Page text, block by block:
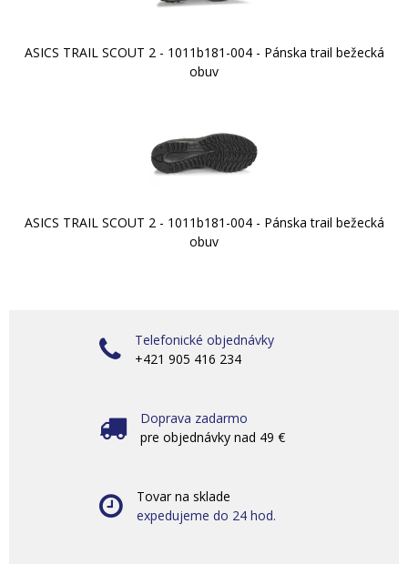
ASICS TRAIL SCOUT 2 - 1011b181-004 - Pánska trail bežecká
obuv
ASICS TRAIL SCOUT 2 - 1011b181-004 - Pánska trail bežecká
obuv
Telefonické objednávky
+421 905 416 234
Doprava zadarmo
pre objednávky nad 49 €
Tovar na sklade
expedujeme do 24 hod.